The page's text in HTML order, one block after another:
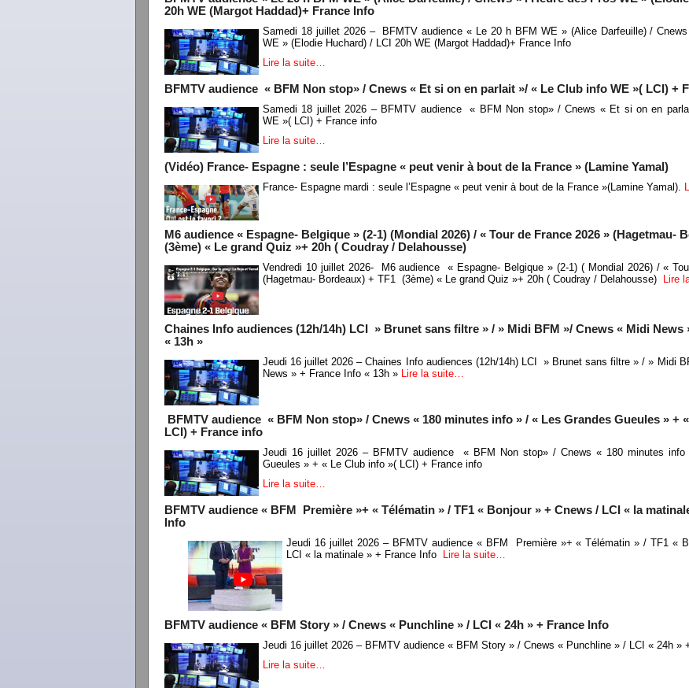
20h WE (Margot Haddad)+ France Info
Samedi 18 juillet 2026 – BFMTV audience « Le 20 h BFM WE » (Alice Darfeuille) / Cnews
WE » (Elodie Huchard) / LCI 20h WE (Margot Haddad)+ France Info
Lire la suite…
BFMTV audience « BFM Non stop» / Cnews « Et si on en parlait »/ « Le Club info WE »( LCI) +
Samedi 18 juillet 2026 – BFMTV audience « BFM Non stop» / Cnews « Et si on en
WE »( LCI) + France info
Lire la suite…
(Vidéo) France- Espagne : seule l’Espagne « peut venir à bout de la France » (Lamine Yamal)
France- Espagne mardi : seule l’Espagne « peut venir à bout de la France »(Lamine Yamal).
M6 audience « Espagne- Belgique » (2-1) (Mondial 2026) / « Tour de France 2026 » (Hagetmau-
(3ème) « Le grand Quiz »+ 20h ( Coudray / Delahousse)
Vendredi 10 juillet 2026- M6 audience « Espagne- Belgique » (2-1) ( Mondial 2026) / «
(Hagetmau- Bordeaux) + TF1 (3ème) « Le grand Quiz »+ 20h ( Coudray / Delahousse)
Lire
Chaines Info audiences (12h/14h) LCI » Brunet sans filtre » / » Midi BFM »/ Cnews « Midi News
« 13h »
Jeudi 16 juillet 2026 – Chaines Info audiences (12h/14h) LCI » Brunet sans filtre » / » Midi
News » + France Info « 13h » Lire la suite…
BFMTV audience « BFM Non stop» / Cnews « 180 minutes info » / « Les Grandes Gueules » +
LCI) + France info
Jeudi 16 juillet 2026 – BFMTV audience « BFM Non stop» / Cnews « 180 minutes
Gueules » + « Le Club info »( LCI) + France info
Lire la suite…
BFMTV audience « BFM Première »+ « Télématin » / TF1 « Bonjour » + Cnews / LCI « la
Info
Jeudi 16 juillet 2026 – BFMTV audience « BFM Première »+ « Télématin » / TF1 «
LCI « la matinale » + France Info
Lire la suite…
BFMTV audience « BFM Story » / Cnews « Punchline » / LCI « 24h » + France Info
Jeudi 16 juillet 2026 – BFMTV audience « BFM Story » / Cnews « Punchline » / LCI « 24h »
Lire la suite…